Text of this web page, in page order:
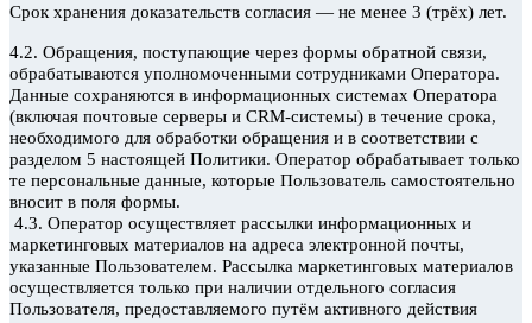
Срок хранения доказательств согласия — не менее 3 (трёх) лет.
4.2. Обращения, поступающие через формы обратной связи,
обрабатываются уполномоченными сотрудниками Оператора.
Данные сохраняются в информационных системах Оператора
(включая почтовые серверы и CRM-системы) в течение срока,
необходимого для обработки обращения и в соответствии с
разделом 5 настоящей Политики. Оператор обрабатывает только
те персональные данные, которые Пользователь самостоятельно
вносит в поля формы.
4.3. Оператор осуществляет рассылки информационных и
маркетинговых материалов на адреса электронной почты,
указанные Пользователем. Рассылка маркетинговых материалов
осуществляется только при наличии отдельного согласия
Пользователя, предоставляемого путём активного действия